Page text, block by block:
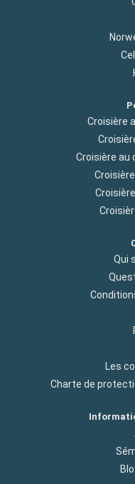
Croisière
Croisière au
Qui
Les
Charte de